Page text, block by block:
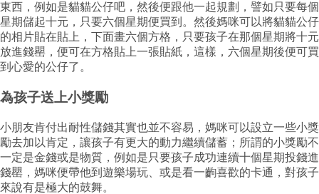
東西，例如是貓貓公仔吧，然後便跟他一起規劃，譬如只要每個
星期儲起十元，只要六個星期便買到。然後媽咪可以將貓貓公仔
的相片貼在貼上，下面畫六個方格，只要孩子在那個星期將十元
放進錢罌，便可在方格貼上一張貼紙，這樣，六個星期後便可買
到心愛的公仔了。
為孩子送上小獎勵
小朋友肯付出耐性儲錢其實也並不容易，媽咪可以設立一些小獎
勵去加以肯定，讓孩子有更大的動力繼續儲蓄；所謂的小獎勵不
一定是金錢或是物質，例如是只要孩子成功連續十個星期投錢進
錢罌，媽咪便帶他到遊樂場玩、或是看一齣喜歡的卡通，對孩子
來說有是極大的鼓舞。